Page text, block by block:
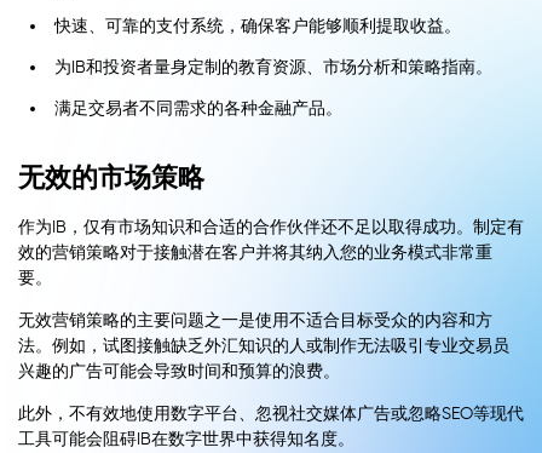
快速、可靠的支付系统，确保客户能够顺利提取收益。
为IB和投资者量身定制的教育资源、市场分析和策略指南。
满足交易者不同需求的各种金融产品。
无效的市场策略
作为IB，仅有市场知识和合适的合作伙伴还不足以取得成功。制定有
效的营销策略对于接触潜在客户并将其纳入您的业务模式非常重
要。
无效营销策略的主要问题之一是使用不适合目标受众的内容和方
法。例如，试图接触缺乏外汇知识的人或制作无法吸引专业交易员
兴趣的广告可能会导致时间和预算的浪费。
此外，不有效地使用数字平台、忽视社交媒体广告或忽略SEO等现代
工具可能会阻碍IB在数字世界中获得知名度。